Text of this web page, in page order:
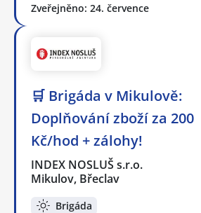
Zveřejněno: 24. července
🛒 Brigáda v Mikulově:
Doplňování zboží za 200
Kč/hod + zálohy!
INDEX NOSLUŠ s.r.o.
Mikulov, Břeclav
Brigáda